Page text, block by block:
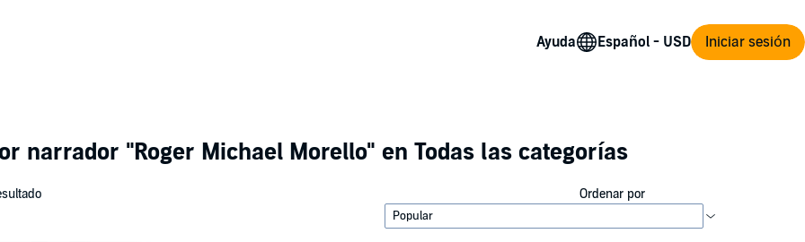
Ayuda Iniciar sesión
narrador "Roger Michael Morello" en Todas las categorías
Ordenar por